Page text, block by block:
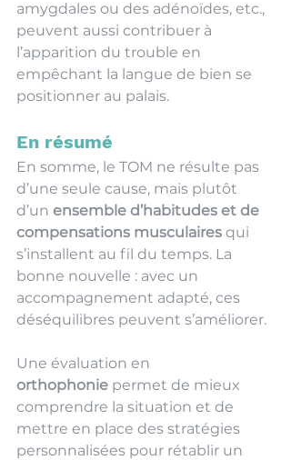
amygdales ou des adénoïdes, etc.,
peuvent aussi contribuer à
l’apparition du trouble en
empêchant la langue de bien se
positionner au palais.
En résumé
En somme, le TOM ne résulte pas
d’une seule cause, mais plutôt
d’un ensemble d’habitudes et de
compensations musculaires qui
s’installent au fil du temps. La
bonne nouvelle : avec un
accompagnement adapté, ces
déséquilibres peuvent s’améliorer.
Une évaluation en
orthophonie permet de mieux
comprendre la situation et de
mettre en place des stratégies
personnalisées pour rétablir un